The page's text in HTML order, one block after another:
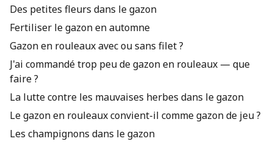
Des petites fleurs dans le gazon
Fertiliser le gazon en automne
Gazon en rouleaux avec ou sans filet ?
J'ai commandé trop peu de gazon en rouleaux — que
faire ?
La lutte contre les mauvaises herbes dans le gazon
Le gazon en rouleaux convient-il comme gazon de jeu ?
Les champignons dans le gazon